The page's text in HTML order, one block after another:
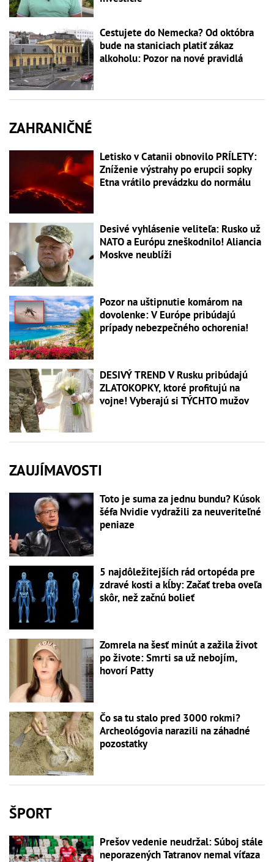
Cestujete do Nemecka? Od októbra
bude na staniciach platiť zákaz
alkoholu: Pozor na nové pravidlá
ZAHRANIČNÉ
Letisko v Catanii obnovilo PRÍLETY:
Zníženie výstrahy po erupcii sopky
Etna vrátilo prevádzku do normálu
Desivé vyhlásenie veliteľa: Rusko už
NATO a Európu zneškodnilo! Aliancia
Moskve neublíži
Pozor na uštipnutie komárom na
dovolenke: V Európe pribúdajú
prípady nebezpečného ochorenia!
DESIVÝ TREND V Rusku pribúdajú
ZLATOKOPKY, ktoré profitujú na
vojne! Vyberajú si TÝCHTO mužov
ZAUJÍMAVOSTI
Toto je suma za jednu bundu? Kúsok
šéfa Nvidie vydražili za neuveriteľné
peniaze
5 najdôležitejších rád ortopéda pre
zdravé kosti a kĺby: Začať treba oveľa
skôr, než začnú bolieť
Zomrela na šesť minút a zažila život
po živote: Smrti sa už nebojím,
hovorí Patty
Čo sa tu stalo pred 3000 rokmi?
Archeológovia narazili na záhadné
pozostatky
ŠPORT
Prešov vedenie neudržal: Súboj stále
neporazených Tatranov nemal víťaza